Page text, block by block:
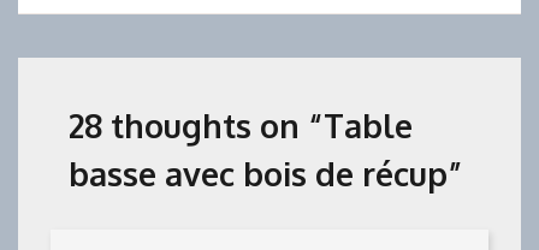
28 thoughts on “Table
basse avec bois de récup”